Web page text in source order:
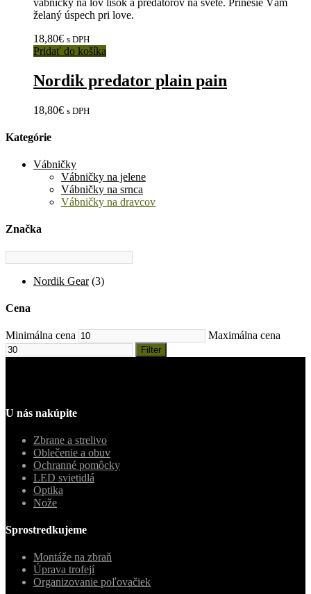
želaný úspech pri love.
18,80€ s DPH
Pridať do košíka
Nordik predator plain pain
18,80€ s DPH
Kategórie
Vábničky
Vábničky na jelene
Vábničky na srnca
Vábničky na dravcov
Značka
Nordik Gear (3)
Cena
Minimálna cena Maximálna cena
Filter
U nás nakúpite
Zbrane a strelivo
Oblečenie a obuv
Ochranné pomôcky
LED svietidlá
Optika
Nože
Sprostredkujeme
Montáže na zbraň
Úprava trofejí
Organizovanie poľovačiek